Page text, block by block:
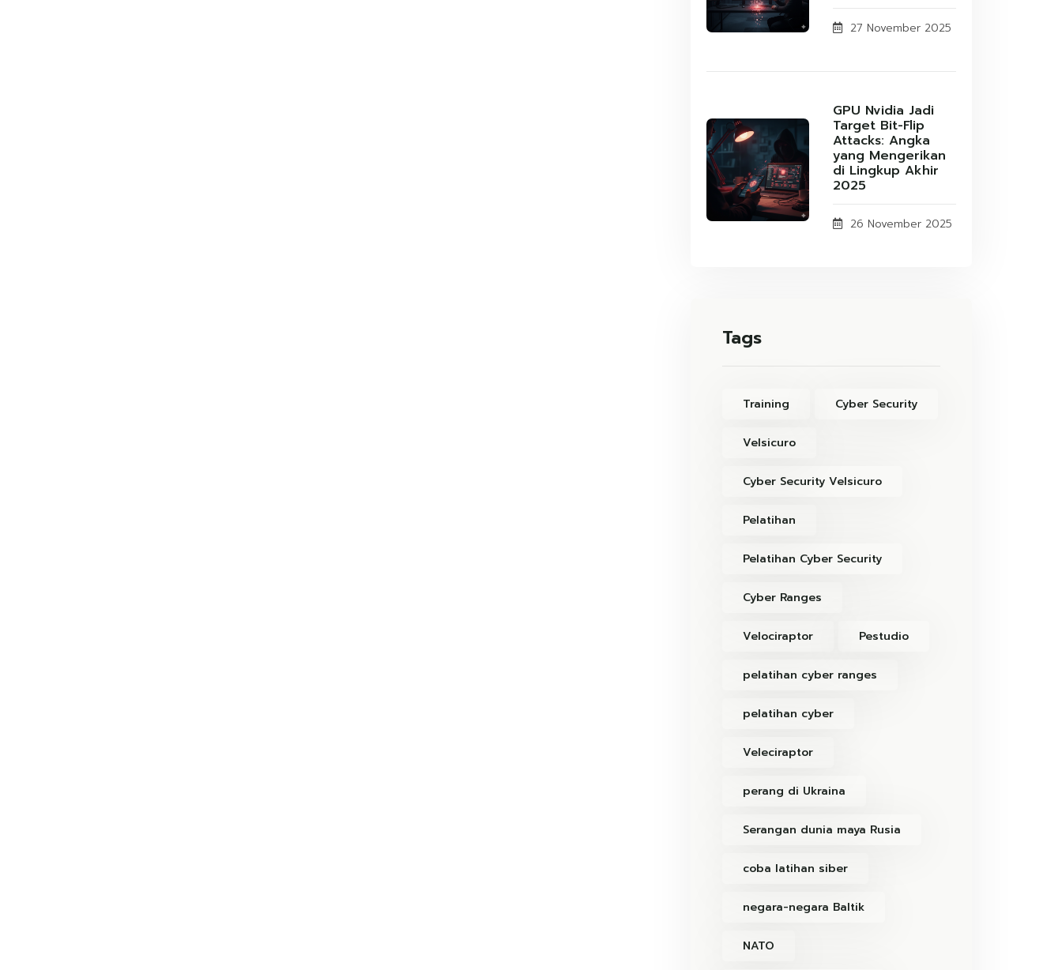
27 November 2025
GPU Nvidia Jadi
Target Bit-Flip
Attacks: Angka
yang Mengerikan
di Lingkup Akhir
2025
26 November 2025
Tags
Training Cyber Security
Velsicuro
Cyber Security Velsicuro
Pelatihan
Pelatihan Cyber Security
Cyber Ranges
Velociraptor Pestudio
pelatihan cyber ranges
pelatihan cyber
Veleciraptor
perang di Ukraina
Serangan dunia maya Rusia
coba latihan siber
negara-negara Baltik
NATO